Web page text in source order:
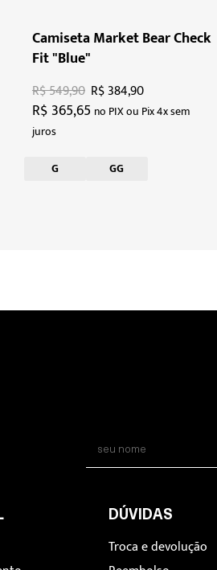
Camiseta Market Bear Check
Fit "Blue"
R$ 365,65 no PIX ou Pix 4x sem
juros
R$ 549,90 R$ 384,90
G GG
DÚVIDAS
Troca e devolução